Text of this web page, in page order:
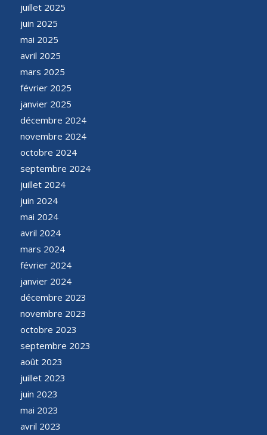
juillet 2025
juin 2025
mai 2025
avril 2025
mars 2025
février 2025
janvier 2025
décembre 2024
novembre 2024
octobre 2024
septembre 2024
juillet 2024
juin 2024
mai 2024
avril 2024
mars 2024
février 2024
janvier 2024
décembre 2023
novembre 2023
octobre 2023
septembre 2023
août 2023
juillet 2023
juin 2023
mai 2023
avril 2023